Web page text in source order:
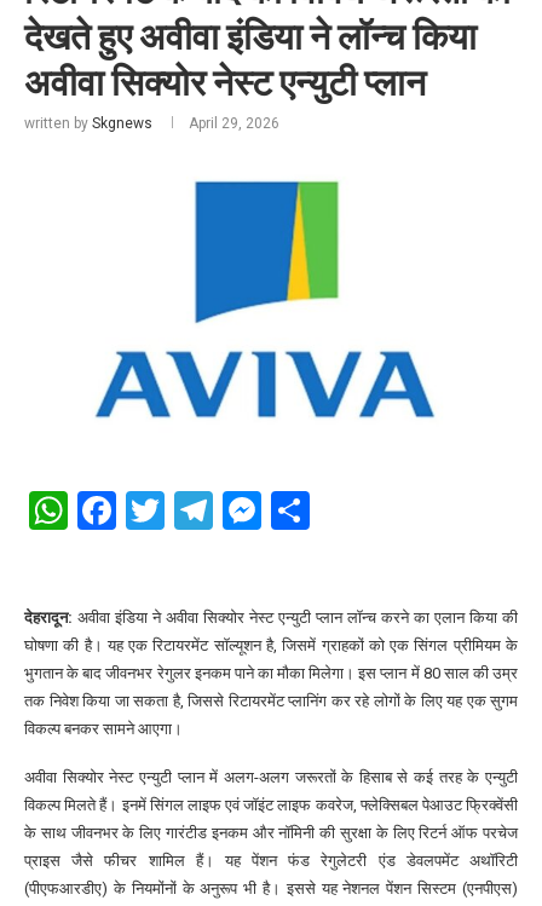
देखते हुए अवीवा इंडिया ने लॉन्च किया
अवीवा सिक्योर नेस्ट एन्युटी प्लान
written by Skgnews April 29, 2026
WhatsApp
Facebook
Twitter
Telegram
Messenger
देहरादून: अवीवा इंडिया ने अवीवा सिक्योर नेस्ट एन्युटी प्लान लॉन्च करने का एलान किया की
घोषणा की है। यह एक रिटायरमेंट सॉल्यूशन है, जिसमें ग्राहकों को एक सिंगल प्रीमियम के
भुगतान के बाद जीवनभर रेगुलर इनकम पाने का मौका मिलेगा। इस प्लान में 80 साल की उम्र
तक निवेश किया जा सकता है, जिससे रिटायरमेंट प्लानिंग कर रहे लोगों के लिए यह एक सुगम
विकल्प बनकर सामने आएगा।
अवीवा सिक्योर नेस्ट एन्युटी प्लान में अलग-अलग जरूरतों के हिसाब से कई तरह के एन्युटी
विकल्प मिलते हैं। इनमें सिंगल लाइफ एवं जॉइंट लाइफ कवरेज, फ्लेक्सिबल पेआउट फ्रिक्वेंसी
के साथ जीवनभर के लिए गारंटीड इनकम और नॉमिनी की सुरक्षा के लिए रिटर्न ऑफ परचेज
प्राइस जैसे फीचर शामिल हैं। यह पेंशन फंड रेगुलेटरी एंड डेवलपमेंट अथॉरिटी
(पीएफआरडीए) के नियमोंनों के अनुरूप भी है। इससे यह नेशनल पेंशन सिस्टम (एनपीएस)